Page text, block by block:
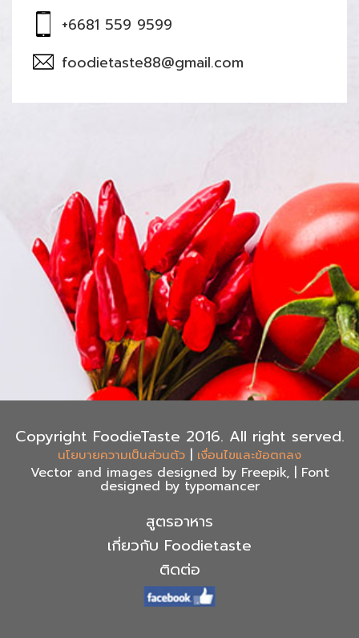
+6681 559 9599
foodietaste88@gmail.com
Copyright FoodieTaste 2016. All right served.
นโยบายความเป็นส่วนตัว | เงื่อนไขและข้อตกลง
Vector and images designed by Freepik, | Font
designed by typomancer
สูตรอาหาร
เกี่ยวกับ Foodietaste
ติดต่อ